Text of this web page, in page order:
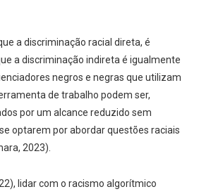
a discriminação racial direta, é
a discriminação indireta é igualmente
negros e negras que utilizam
de trabalho podem ser,
por um alcance reduzido sem
optarem por abordar questões raciais
2023).
lidar com o racismo algorítmico